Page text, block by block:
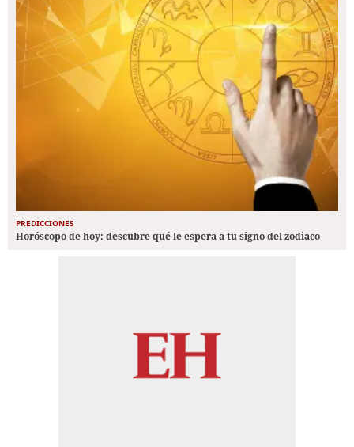
PREDICCIONES
Horóscopo de hoy: descubre qué le espera a tu signo del zodiaco